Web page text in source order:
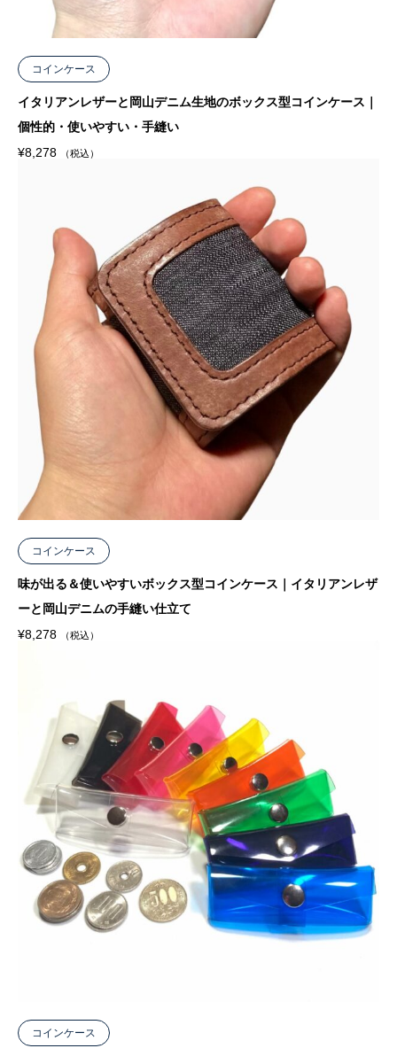
コインケース
イタリアンレザーと岡山デニム生地のボックス型コインケース｜
個性的・使いやすい・手縫い
¥8,278 （税込）
コインケース
味が出る＆使いやすいボックス型コインケース｜イタリアンレザ
ーと岡山デニムの手縫い仕立て
¥8,278 （税込）
コインケース